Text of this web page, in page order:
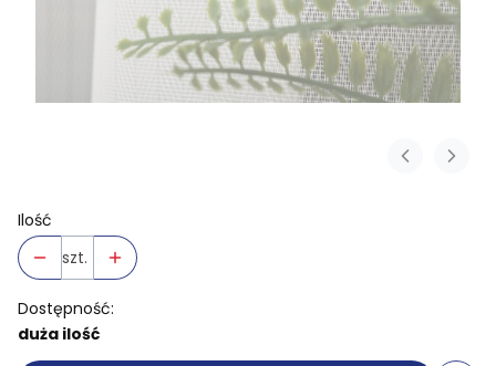
Ilość
szt.
Dostępność:
duża ilość